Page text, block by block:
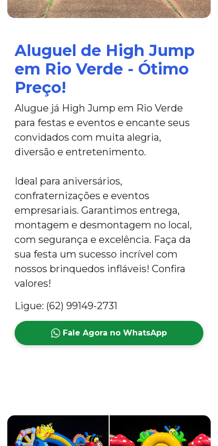
Aluguel de High Jump
em Rio Verde - Ótimo
Preço!
Alugue já High Jump em Rio Verde
para festas e eventos e encante seus
convidados com muita alegria,
diversão e entretenimento.
Ideal para aniversários,
confraternizações e eventos
empresariais. Garantimos entrega,
montagem e desmontagem no local,
com segurança e excelência. Faça da
sua festa um sucesso incrível com
nossos brinquedos infláveis! Confira
valores!
Ligue: (62) 99149-2731
Fale Agora no WhatsApp